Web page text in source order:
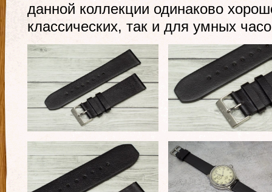
данной коллекции одинаково
классических, так и для умных